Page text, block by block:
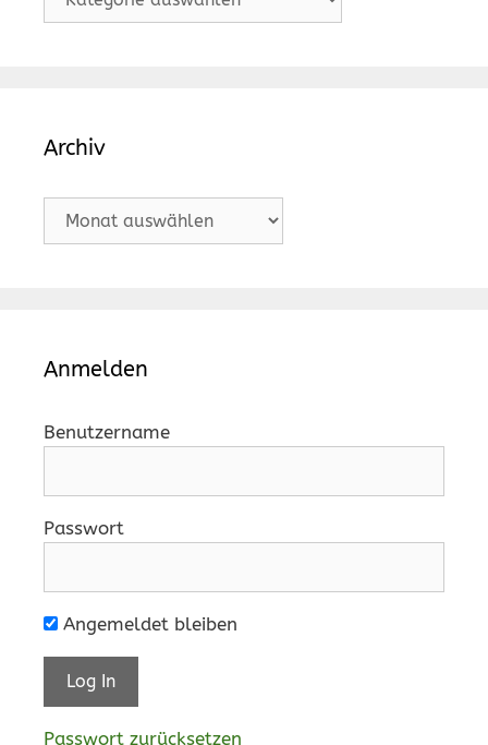
Archiv
Archiv
Anmelden
Benutzername
Passwort
Angemeldet bleiben
Passwort zurücksetzen